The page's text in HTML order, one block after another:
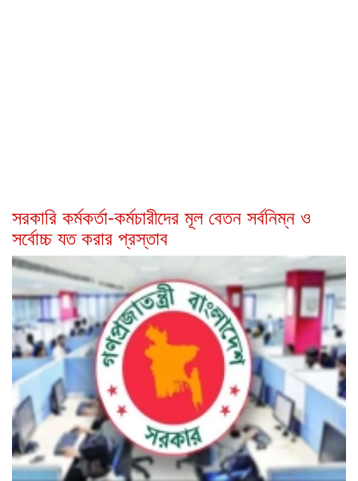
সরকারি কর্মকর্তা-কর্মচারীদের মূল বেতন সর্বনিম্ন ও
সর্বোচ্চ যত করার প্রস্তাব